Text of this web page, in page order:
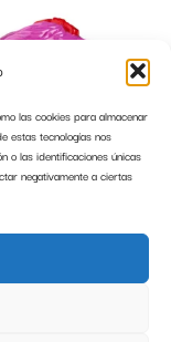
las cookies para almacenar
estas tecnologías nos
o las identificaciones únicas
negativamente a ciertas